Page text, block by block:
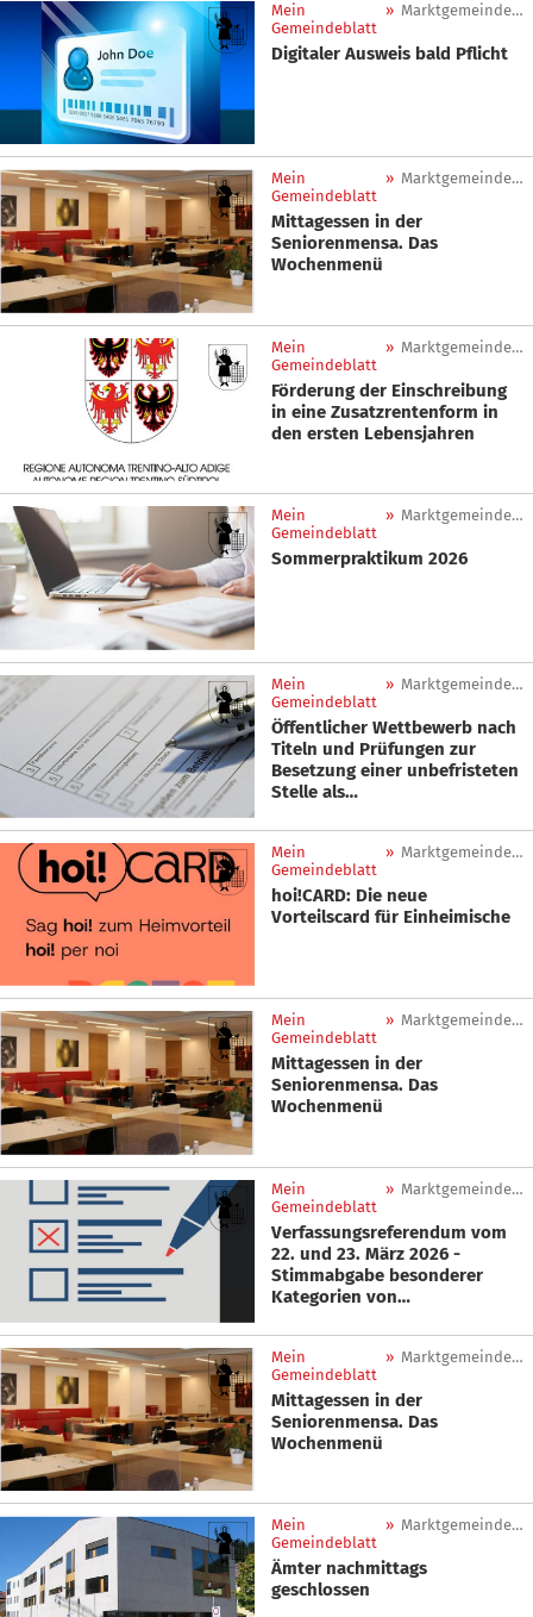
Mein
Gemeindeblatt
» Marktgemeinde Sankt Lorenzen
Digitaler Ausweis bald Pflicht
Mein
Gemeindeblatt
» Marktgemeinde Sankt Lorenzen
Mittagessen in der
Seniorenmensa. Das
Wochenmenü
Mein
Gemeindeblatt
» Marktgemeinde Sankt Lorenzen
Förderung der Einschreibung
in eine Zusatzrentenform in
den ersten Lebensjahren
Mein
Gemeindeblatt
» Marktgemeinde Sankt Lorenzen
Sommerpraktikum 2026
Mein
Gemeindeblatt
» Marktgemeinde Sankt Lorenzen
Öffentlicher Wettbewerb nach
Titeln und Prüfungen zur
Besetzung einer unbefristeten
Stelle als
(Berufsbild 31 - 5.FE)
Mein
Gemeindeblatt
» Marktgemeinde Sankt Lorenzen
hoi!CARD: Die neue
Vorteilscard für Einheimische
Mein
Gemeindeblatt
» Marktgemeinde Sankt Lorenzen
Mittagessen in der
Seniorenmensa. Das
Wochenmenü
Mein
Gemeindeblatt
» Marktgemeinde Sankt Lorenzen
Verfassungsreferendum vom
22. und 23. März 2026 -
Stimmabgabe besonderer
Kategorien von
Mein
Gemeindeblatt
» Marktgemeinde Sankt Lorenzen
Mittagessen in der
Seniorenmensa. Das
Wochenmenü
Mein
Gemeindeblatt
» Marktgemeinde Sankt Lorenzen
Ämter nachmittags
geschlossen